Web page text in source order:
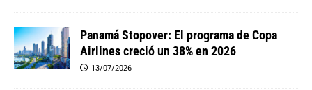
Panamá Stopover: El programa de Copa
Airlines creció un 38% en 2026
13/07/2026